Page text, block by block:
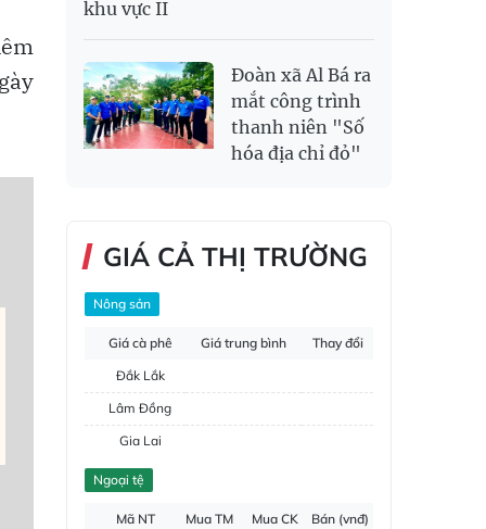
khu vực II
Đoàn xã Al Bá ra
mắt công trình
thanh niên "Số
hóa địa chỉ đỏ"
GIÁ CẢ THỊ TRƯỜNG
Nông sản
Giá cà phê Giá trung bình
Thay đổi
Đắk Lắk
Lâm Đồng
Gia Lai
Đắk Nông
Ngoại tệ
Mã NT Mua TM Mua CK
Bán (vnđ)